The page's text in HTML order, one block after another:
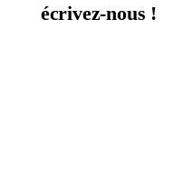
écrivez-nous !